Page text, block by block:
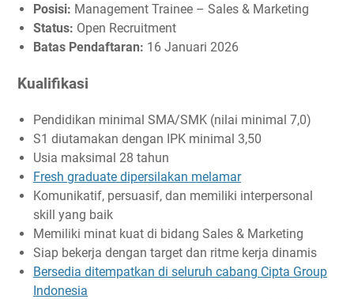
Posisi: Management Trainee – Sales & Marketing
Status: Open Recruitment
Batas Pendaftaran: 16 Januari 2026
Kualifikasi
Pendidikan minimal SMA/SMK (nilai minimal 7,0)
S1 diutamakan dengan IPK minimal 3,50
Usia maksimal 28 tahun
Fresh graduate dipersilakan melamar
Komunikatif, persuasif, dan memiliki interpersonal
skill yang baik
Memiliki minat kuat di bidang Sales & Marketing
Siap bekerja dengan target dan ritme kerja dinamis
Bersedia ditempatkan di seluruh cabang Cipta Group
Indonesia